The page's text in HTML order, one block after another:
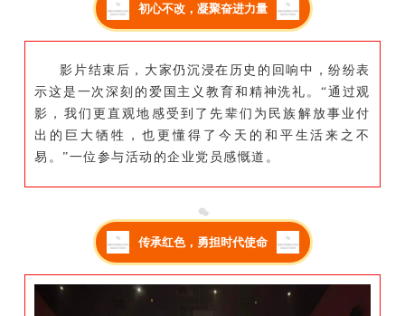
初心不改，凝聚奋进力量
影片结束后，大家仍沉浸在历史的回响中，纷纷表
示这是一次深刻的爱国主义教育和精神洗礼。“通过观
影，我们更直观地感受到了先辈们为民族解放事业付
出的巨大牺牲，也更懂得了今天的和平生活来之不
易。”一位参与活动的企业党员感慨道。
传承红色，勇担时代使命